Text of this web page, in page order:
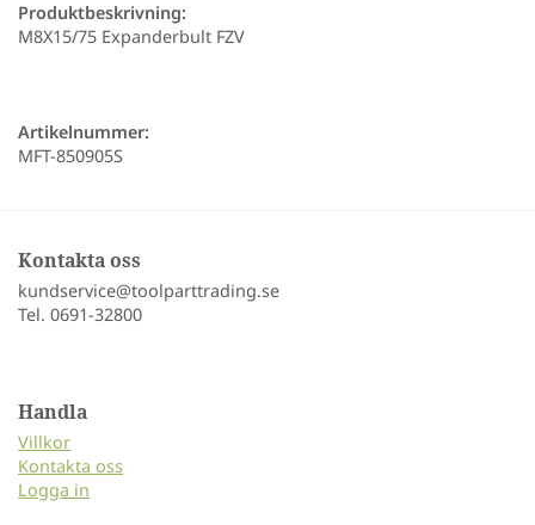
Produktbeskrivning:
M8X15/75 Expanderbult FZV
Artikelnummer:
MFT-850905S
Kontakta oss
kundservice@toolparttrading.se
Tel. 0691-32800
Handla
Villkor
Kontakta oss
Logga in